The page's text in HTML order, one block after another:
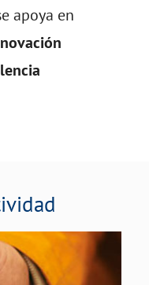
apoya en